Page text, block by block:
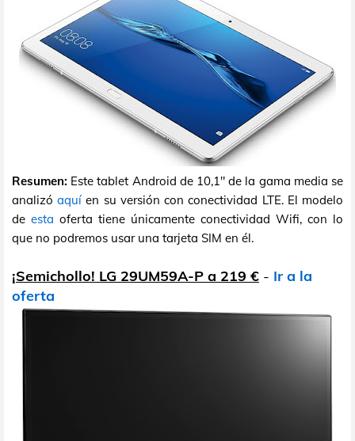
Resumen: Este tablet Android de 10,1" de la gama media se
analizóaquí en su versión con conectividad LTE. El modelo
de esta oferta tiene únicamente conectividad Wifi, con lo
que no podremos usar una tarjeta SIM en él.
¡Semichollo! LG 29UM59A-P a 219 € - Ir a la
oferta